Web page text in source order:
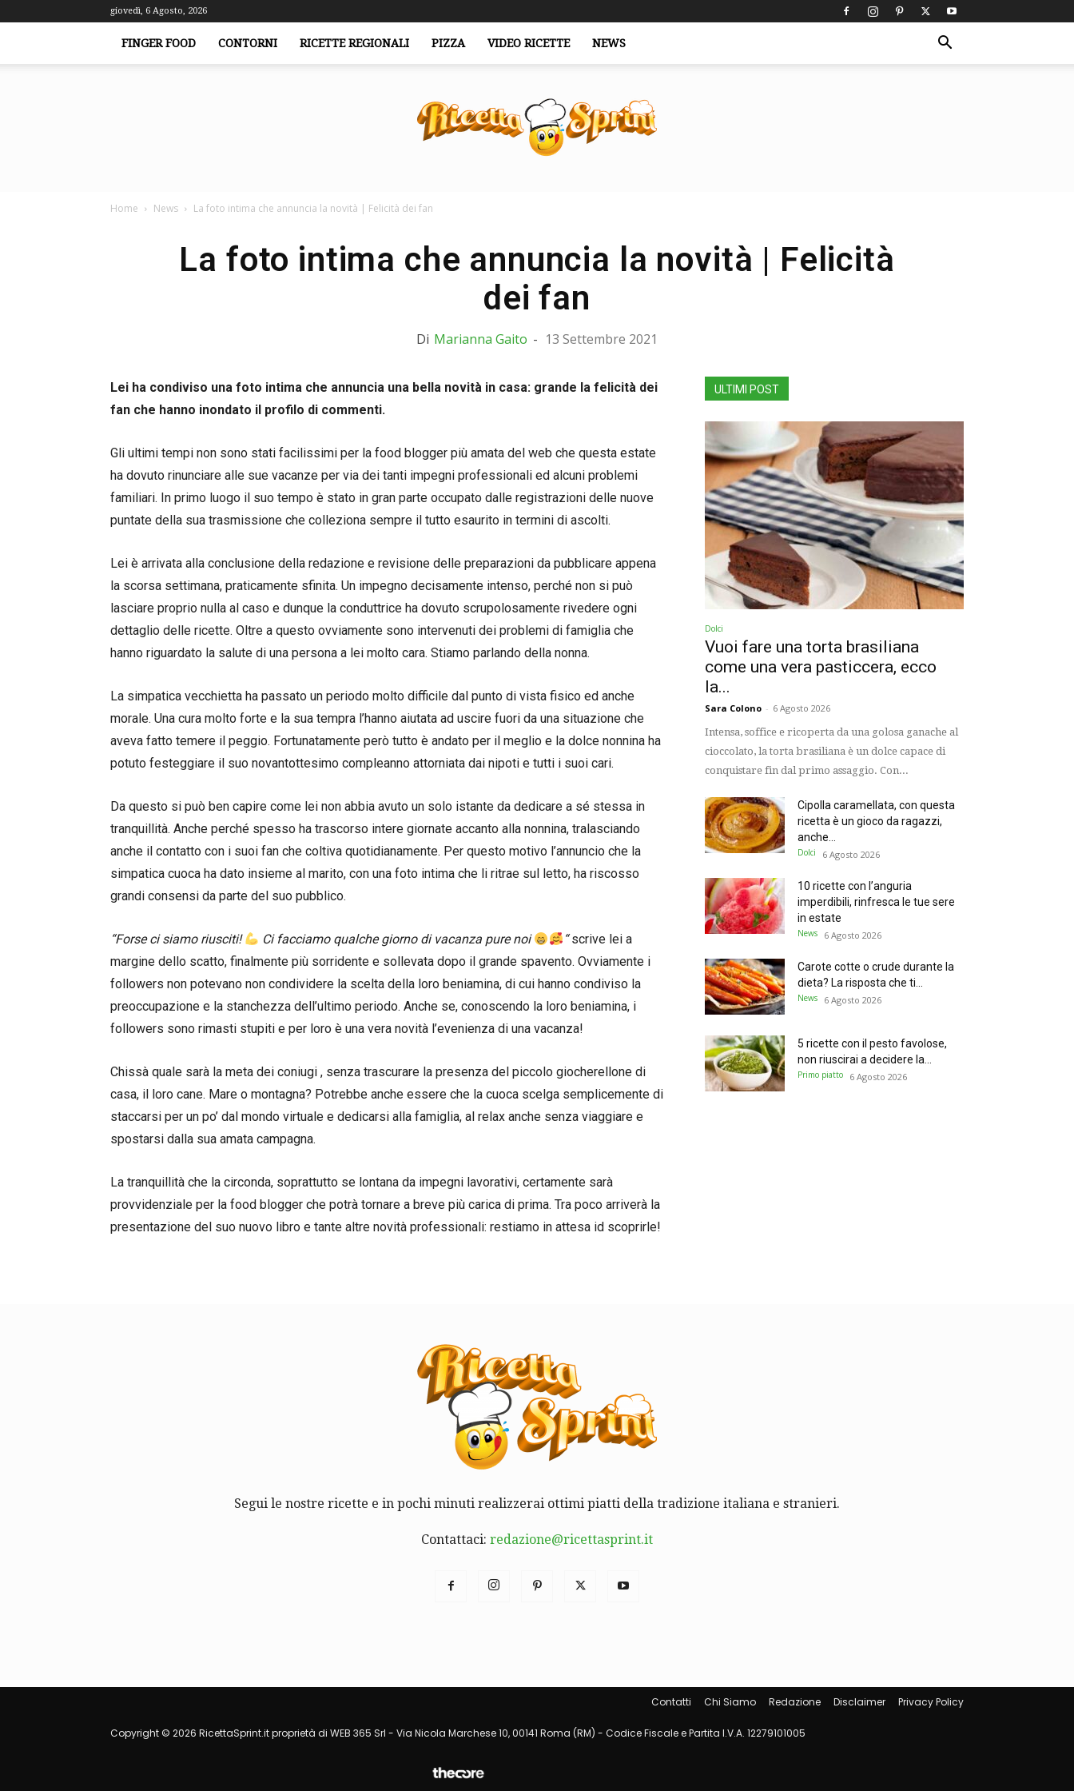
giovedì, 6 Agosto, 2026
FINGER FOOD CONTORNI RICETTE REGIONALI PIZZA VIDEO RICETTE NEWS
Home News La foto intima che annuncia la novità | Felicità dei fan
La foto intima che annuncia la novità | Felicità
dei fan
Di Marianna Gaito - 13 Settembre 2021
Lei ha condiviso una foto intima che annuncia una bella novità in casa: grande la felicità dei
fan che hanno inondato il profilo di commenti.
Gli ultimi tempi non sono stati facilissimi per la food blogger più amata del web che questa estate
ha dovuto rinunciare alle sue vacanze per via dei tanti impegni professionali ed alcuni problemi
familiari. In primo luogo il suo tempo è stato in gran parte occupato dalle registrazioni delle nuove
puntate della sua trasmissione che colleziona sempre il tutto esaurito in termini di ascolti.
Lei è arrivata alla conclusione della redazione e revisione delle preparazioni da pubblicare appena
la scorsa settimana, praticamente sfinita. Un impegno decisamente intenso, perché non si può
lasciare proprio nulla al caso e dunque la conduttrice ha dovuto scrupolosamente rivedere ogni
dettaglio delle ricette. Oltre a questo ovviamente sono intervenuti dei problemi di famiglia che
hanno riguardato la salute di una persona a lei molto cara. Stiamo parlando della nonna.
La simpatica vecchietta ha passato un periodo molto difficile dal punto di vista fisico ed anche
morale. Una cura molto forte e la sua tempra l’hanno aiutata ad uscire fuori da una situazione che
aveva fatto temere il peggio. Fortunatamente però tutto è andato per il meglio e la dolce nonnina ha
potuto festeggiare il suo novantottesimo compleanno attorniata dai nipoti e tutti i suoi cari.
Da questo si può ben capire come lei non abbia avuto un solo istante da dedicare a sé stessa in
tranquillità. Anche perché spesso ha trascorso intere giornate accanto alla nonnina, tralasciando
anche il contatto con i suoi fan che coltiva quotidianamente. Per questo motivo l’annuncio che la
simpatica cuoca ha dato insieme al marito, con una foto intima che li ritrae sul letto, ha riscosso
grandi consensi da parte del suo pubblico.
“Forse ci siamo riusciti! Ci facciamo qualche giorno di vacanza pure noi “scrive lei a
margine dello scatto, finalmente più sorridente e sollevata dopo il grande spavento. Ovviamente i
followers non potevano non condividere la scelta della loro beniamina, di cui hanno condiviso la
preoccupazione e la stanchezza dell’ultimo periodo. Anche se, conoscendo la loro beniamina, i
followers sono rimasti stupiti e per loro è una vera novità l’evenienza di una vacanza!
Chissà quale sarà la meta dei coniugi , senza trascurare la presenza del piccolo giocherellone di
casa, il loro cane. Mare o montagna? Potrebbe anche essere che la cuoca scelga semplicemente di
staccarsi per un po’ dal mondo virtuale e dedicarsi alla famiglia, al relax anche senza viaggiare e
spostarsi dalla sua amata campagna.
La tranquillità che la circonda, soprattutto se lontana da impegni lavorativi, certamente sarà
provvidenziale per la food blogger che potrà tornare a breve più carica di prima. Tra poco arriverà la
presentazione del suo nuovo libro e tante altre novità professionali: restiamo in attesa id scoprirle!
ULTIMI POST
Dolci
Vuoi fare una torta brasiliana
come una vera pasticcera, ecco
la...
Sara Colono - 6 Agosto 2026
Intensa, soffice e ricoperta da una golosa ganache al
cioccolato, la torta brasiliana è un dolce capace di
conquistare fin dal primo assaggio. Con...
Cipolla caramellata, con questa
ricetta è un gioco da ragazzi,
anche...
Dolci 6 Agosto 2026
10 ricette con l’anguria
imperdibili, rinfresca le tue sere
in estate
News 6 Agosto 2026
Carote cotte o crude durante la
dieta? La risposta che ti...
News 6 Agosto 2026
5 ricette con il pesto favolose,
non riuscirai a decidere la...
Primo piatto 6 Agosto 2026
Segui le nostre ricette e in pochi minuti realizzerai ottimi piatti della tradizione italiana e stranieri.
Contattaci: redazione@ricettasprint.it
Contatti Chi Siamo Redazione Disclaimer Privacy Policy
Copyright © 2026 RicettaSprint.it proprietà di WEB 365 Srl - Via Nicola Marchese 10, 00141 Roma (RM) - Codice Fiscale e Partita I.V.A. 12279101005